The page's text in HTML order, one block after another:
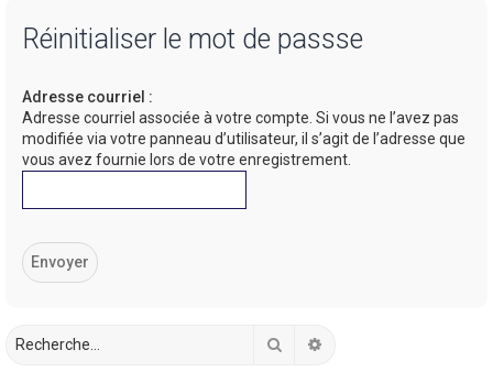
Réinitialiser le mot de passse
Adresse courriel :
Adresse courriel associée à votre compte. Si vous ne l’avez pas
modifiée via votre panneau d’utilisateur, il s’agit de l’adresse que
vous avez fournie lors de votre enregistrement.
Rechercher